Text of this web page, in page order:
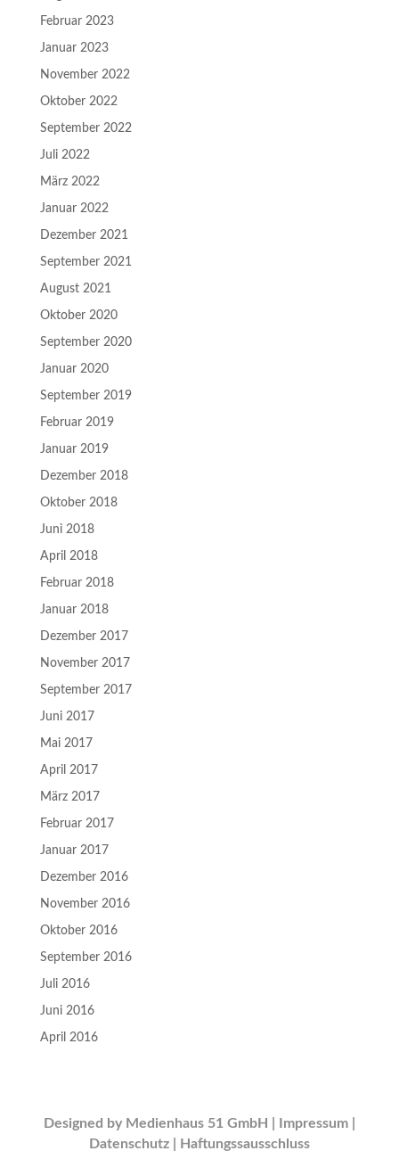
Februar 2023
Januar 2023
November 2022
Oktober 2022
September 2022
Juli 2022
März 2022
Januar 2022
Dezember 2021
September 2021
August 2021
Oktober 2020
September 2020
Januar 2020
September 2019
Februar 2019
Januar 2019
Dezember 2018
Oktober 2018
Juni 2018
April 2018
Februar 2018
Januar 2018
Dezember 2017
November 2017
September 2017
Juni 2017
Mai 2017
April 2017
März 2017
Februar 2017
Januar 2017
Dezember 2016
November 2016
Oktober 2016
September 2016
Juli 2016
Juni 2016
April 2016
Designed by Medienhaus 51 GmbH |
Impressum |
Datenschutz |
Haftungssausschluss